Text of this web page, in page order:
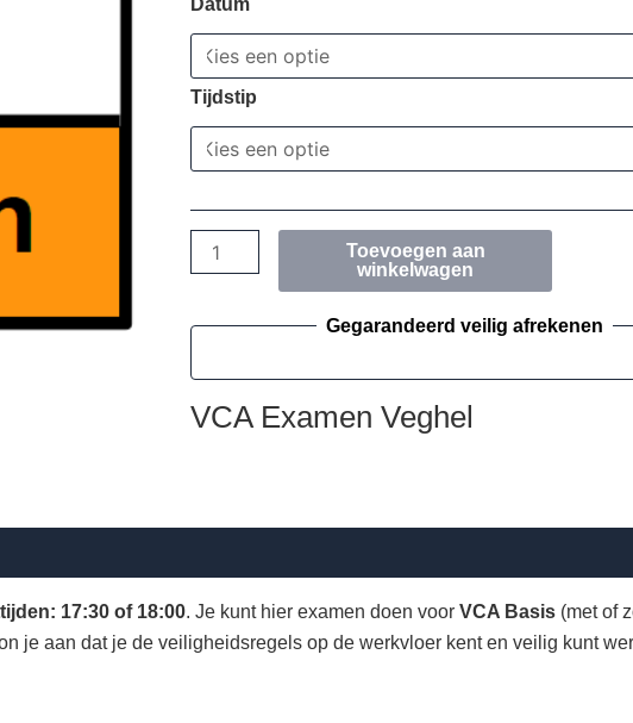
Tijdstip
Toevoegen aan
winkelwagen
Gegarandeerd veilig afrekenen
VCA Examen Veghel
17:30 of 18:00. Je kunt hier examen doen voor VCA Basis (met of
je aan dat je de veiligheidsregels op de werkvloer kent en veilig kunt